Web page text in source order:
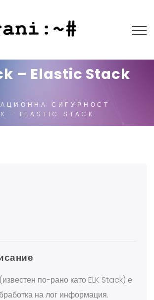
– Elastic Stack
СИГУРНОСТ
- ELASTIC STACK
по-рано като ELK Stack) е
на лог информация.